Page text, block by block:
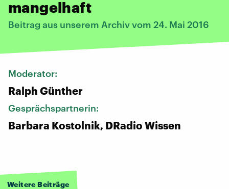
mangelhaft
Beitrag aus unserem Archiv vom 24. Mai 2016
Moderator:
Ralph Günther
Gesprächspartnerin:
Barbara Kostolnik, DRadio Wissen
Weitere Beiträge